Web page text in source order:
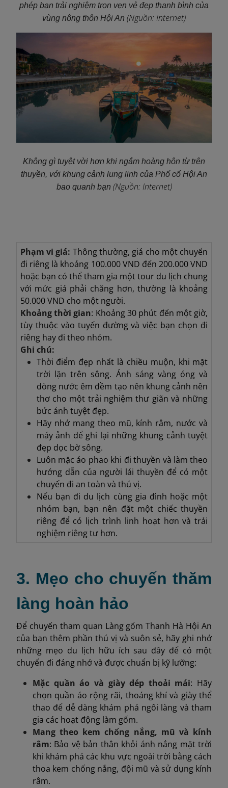
phép bạn trải nghiệm trọn vẹn vẻ đẹp thanh bình của
vùng nông thôn Hội An (Nguồn: Internet)
Không gì tuyệt vời hơn khi ngắm hoàng hôn từ trên
thuyền, với khung cảnh lung linh của Phố cổ Hội An
bao quanh bạn (Nguồn: Internet)
Phạm vi giá: Thông thường, giá cho một chuyến
đi riêng là khoảng 100.000 VND đến 200.000 VND
hoặc bạn có thể tham gia một tour du lịch chung
với mức giá phải chăng hơn, thường là khoảng
50.000 VND cho một người.
Khoảng thời gian: Khoảng 30 phút đến một giờ,
tùy thuộc vào tuyến đường và việc bạn chọn đi
riêng hay đi theo nhóm.
Ghi chú:
Thời điểm đẹp nhất là chiều muộn, khi mặt
trời lặn trên sông. Ánh sáng vàng óng và
dòng nước êm đềm tạo nên khung cảnh nên
thơ cho một trải nghiệm thư giãn và những
bức ảnh tuyệt đẹp.
Hãy nhớ mang theo mũ, kính râm, nước và
máy ảnh để ghi lại những khung cảnh tuyệt
đẹp dọc bờ sông.
Luôn mặc áo phao khi đi thuyền và làm theo
hướng dẫn của người lái thuyền để có một
chuyến đi an toàn và thú vị.
Nếu bạn đi du lịch cùng gia đình hoặc một
nhóm bạn, bạn nên đặt một chiếc thuyền
riêng để có lịch trình linh hoạt hơn và trải
nghiệm riêng tư hơn.
3. Mẹo cho chuyến thăm
làng hoàn hảo
Để chuyến tham quan Làng gốm Thanh Hà Hội An
của bạn thêm phần thú vị và suôn sẻ, hãy ghi nhớ
những mẹo du lịch hữu ích sau đây để có một
chuyến đi đáng nhớ và được chuẩn bị kỹ lưỡng:
Mặc quần áo và giày dép thoải mái: Hãy
chọn quần áo rộng rãi, thoáng khí và giày thể
thao để dễ dàng khám phá ngôi làng và tham
gia các hoạt động làm gốm.
Mang theo kem chống nắng, mũ và kính
râm: Bảo vệ bản thân khỏi ánh nắng mặt trời
khi khám phá các khu vực ngoài trời bằng cách
thoa kem chống nắng, đội mũ và sử dụng kính
râm.